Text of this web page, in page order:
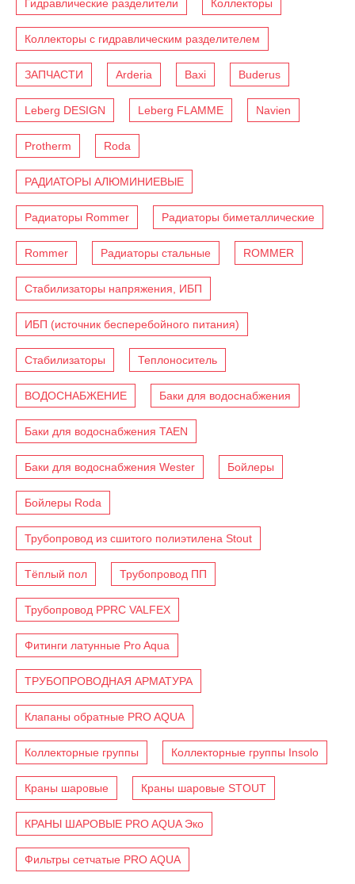
Гидравлические разделители Коллекторы
Коллекторы с гидравлическим разделителем
ЗАПЧАСТИ Arderia Baxi Buderus
Leberg DESIGN Leberg FLAMME Navien
Protherm Roda
РАДИАТОРЫ АЛЮМИНИЕВЫЕ
Радиаторы Rommer Радиаторы биметаллические
Rommer Радиаторы стальные ROMMER
Стабилизаторы напряжения, ИБП
ИБП (источник бесперебойного питания)
Стабилизаторы Теплоноситель
ВОДОСНАБЖЕНИЕ Баки для водоснабжения
Баки для водоснабжения TAEN
Баки для водоснабжения Wester Бойлеры
Бойлеры Roda
Трубопровод из сшитого полиэтилена Stout
Тёплый пол Трубопровод ПП
Трубопровод PPRC VALFEX
Фитинги латунные Pro Aqua
ТРУБОПРОВОДНАЯ АРМАТУРА
Клапаны обратные PRO AQUA
Коллекторные группы Коллекторные группы Insolo
Краны шаровые Краны шаровые STOUT
КРАНЫ ШАРОВЫЕ PRO AQUA Эко
Фильтры сетчатые PRO AQUA